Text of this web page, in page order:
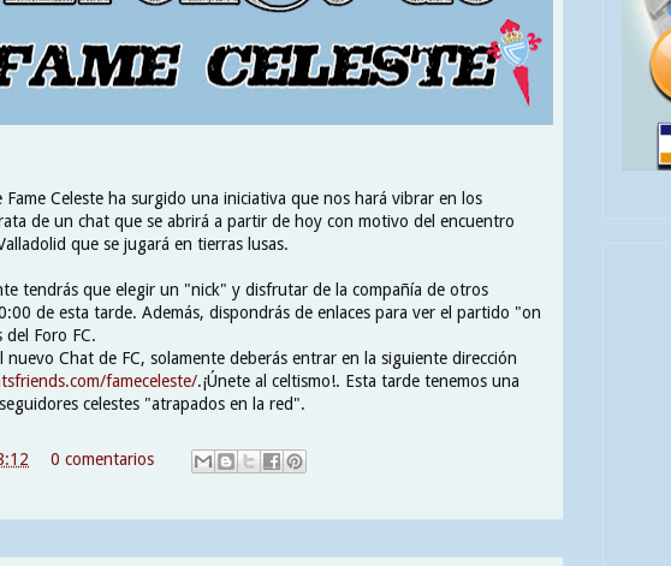
Celeste ha surgido una iniciativa que nos hará vibrar en los
de un chat que se abrirá a partir de hoy con motivo del encuentro
que se jugará en tierras lusas.
tendrás que elegir un "nick" y disfrutar de la compañía de otros
de esta tarde. Además, dispondrás de enlaces para ver el partido "on
Foro FC.
Chat de FC, solamente deberás entrar en la siguiente dirección
fameceleste/.¡Únete al celtismo!. Esta tarde tenemos una
celestes "atrapados en la red".
0 comentarios